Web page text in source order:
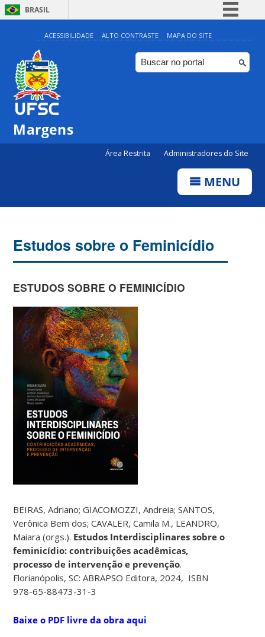
BRASIL
Simplifique!
Comunica BR
Participe
ACESSIBILIDADE ALTO CONTRASTE MAPA DO SITE
Margens
Área Restrita Administradores do Site
MENU
Estudos sobre o Feminicídio
ESTUDOS SOBRE O FEMINICÍDIO
BEIRAS, Adriano; GIACOMOZZI, Andreia; SANTOS,
Verônica Bem dos; CAVALER, Camila M., LEANDRO,
Maiara (orgs.). Estudos Interdisciplinares sobre o
feminicídio: contribuições acadêmicas,
processo de intervenção e prevenção.
Florianópolis, SC: ABRAPSO Editora, 2024, ISBN
978-65-88473-31-3
Baixe o PDF livre da obra aqui